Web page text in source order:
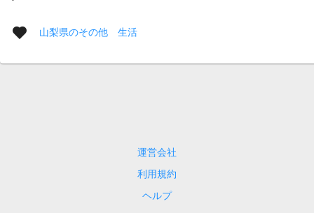
山梨県のその他 生活
運営会社
利用規約
ヘルプ